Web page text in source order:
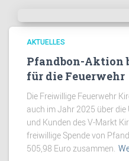
AKTUELLES
Pfandbon-Aktion
für die Feuerwehr
Die Freiwillige Feuerwehr
auch im Jahr 2025 über
und Kunden des V-Markt
freiwillige Spende von
505,98 Euro zusammen.